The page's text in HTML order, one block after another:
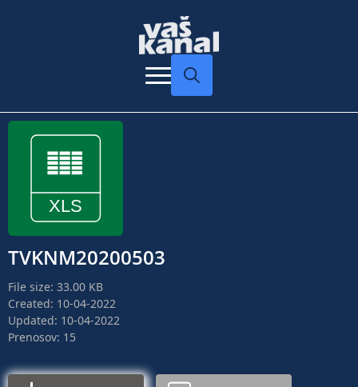
TVKNM20200503
File size: 33.00 KB
Created: 10-04-2022
Updated: 10-04-2022
Prenosov: 15